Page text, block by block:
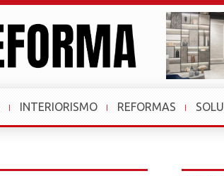
INTERIORISMO REFORMAS